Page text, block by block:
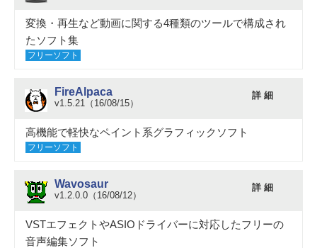
変換・再生など動画に関する4種類のツールで構成され
たソフト集
フリーソフト
FireAlpaca
v1.5.21（16/08/15）
詳 細
高機能で軽快なペイント系グラフィックソフト
フリーソフト
Wavosaur
v1.2.0.0（16/08/12）
詳 細
VSTエフェクトやASIOドライバーに対応したフリーの
音声編集ソフト